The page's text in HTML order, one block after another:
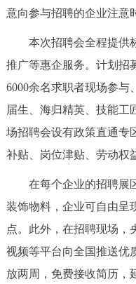
12345网上接诉即办
参与调查
走进北京
多语种
ENGLISH
DEUTSCH
意向参与招聘的企业注意
本次招聘会全程提供标
推广等惠企服务。计划招
6000余名求职者现场参与
届生、海归精英、技能工
场招聘会设有政策直通专
补贴、岗位津贴、劳动权
在每个企业的招聘展区
装饰物料，企业可自由呈
点。此外，在招聘现场，
视频等平台向全国推送优
放两周，免费接收简历，